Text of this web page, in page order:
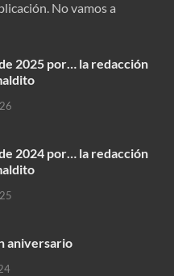
No vamos a
2025 por… la redacción
2024 por… la redacción
aniversario